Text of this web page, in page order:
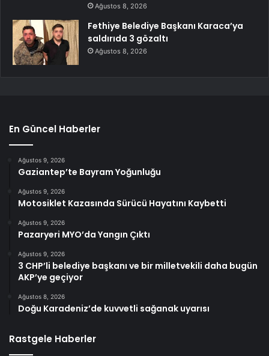
Ağustos 8, 2026
Fethiye Belediye Başkanı Karaca’ya
saldırıda 3 gözaltı
Ağustos 8, 2026
En Güncel Haberler
Ağustos 9, 2026
Gaziantep’te Bayram Yoğunluğu
Ağustos 9, 2026
Motosiklet Kazasında Sürücü Hayatını Kaybetti
Ağustos 9, 2026
Pazaryeri MYO’da Yangın Çıktı
Ağustos 9, 2026
3 CHP’li belediye başkanı ve bir milletvekili daha bugün
AKP’ye geçiyor
Ağustos 8, 2026
Doğu Karadeniz’de kuvvetli sağanak uyarısı
Rastgele Haberler